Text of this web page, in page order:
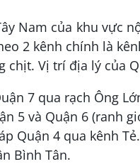
Nam của khu vực
2 kênh chính là
chịt. Vị trí địa lý của
7 qua rạch Ông
5 và Quận 6 (ranh
Quận 4 qua kênh Tẻ.
Bình Tân.